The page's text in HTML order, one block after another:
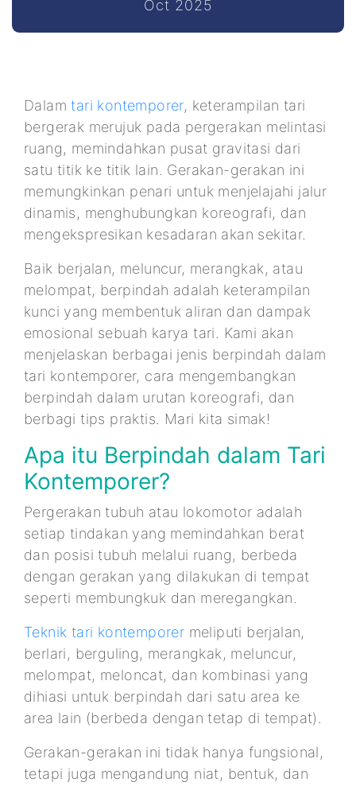
Oct 2025
Dalamtari kontemporer, keterampilan tari
bergerak merujuk pada pergerakan melintasi
ruang, memindahkan pusat gravitasi dari
satu titik ke titik lain. Gerakan-gerakan ini
memungkinkan penari untuk menjelajahi jalur
dinamis, menghubungkan koreografi, dan
mengekspresikan kesadaran akan sekitar.
Baik berjalan, meluncur, merangkak, atau
melompat, berpindah adalah keterampilan
kunci yang membentuk aliran dan dampak
emosional sebuah karya tari. Kami akan
menjelaskan berbagai jenis berpindah dalam
tari kontemporer, cara mengembangkan
berpindah dalam urutan koreografi, dan
berbagi tips praktis. Mari kita simak!
Apa itu Berpindah dalam Tari
Kontemporer?
Pergerakan tubuh atau lokomotor adalah
setiap tindakan yang memindahkan berat
dan posisi tubuh melalui ruang, berbeda
dengan gerakan yang dilakukan di tempat
seperti membungkuk dan meregangkan.
Teknik tari kontemporer meliputi berjalan,
berlari, berguling, merangkak, meluncur,
melompat, meloncat, dan kombinasi yang
dihiasi untuk berpindah dari satu area ke
area lain (berbeda dengan tetap di tempat).
Gerakan-gerakan ini tidak hanya fungsional,
tetapi juga mengandung niat, bentuk, dan